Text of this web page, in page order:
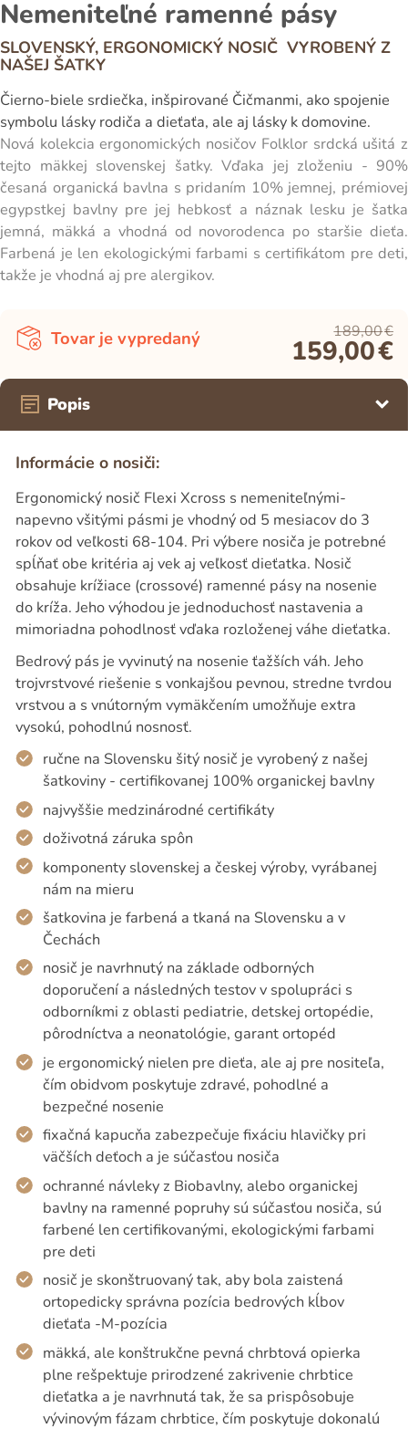
Nemeniteľné ramenné pásy
SLOVENSKÝ, ERGONOMICKÝ NOSIČ VYROBENÝ Z
NAŠEJ ŠATKY
Čierno-biele srdiečka, inšpirované Čičmanmi, ako spojenie
symbolu lásky rodiča a dieťaťa, ale aj lásky k domovine.
Nová kolekcia ergonomických nosičov Folklor srdcká ušitá z
tejto mäkkej slovenskej šatky. Vďaka jej zloženiu - 90%
česaná organická bavlna s pridaním 10% jemnej, prémiovej
egypstkej bavlny pre jej hebkosť a náznak lesku je šatka
jemná, mäkká a vhodná od novorodenca po staršie dieťa.
Farbená je len ekologickými farbami s certifikátom pre deti,
takže je vhodná aj pre alergikov.
Tovar je vypredaný 189,00€
159,00€
Popis
Informácie o nosiči:
Ergonomický nosič Flexi Xcross s nemeniteľnými-
napevno všitými pásmi je vhodný od 5 mesiacov do 3
rokov od veľkosti 68-104. Pri výbere nosiča je potrebné
spĺňať obe kritéria aj vek aj veľkosť dieťatka. Nosič
obsahuje krížiace (crossové) ramenné pásy na nosenie
do kríža. Jeho výhodou je jednoduchosť nastavenia a
mimoriadna pohodlnosť vďaka rozloženej váhe dieťatka.
Bedrový pás je vyvinutý na nosenie ťažších váh. Jeho
trojvrstvové riešenie s vonkajšou pevnou, stredne tvrdou
vrstvou a s vnútorným vymäkčením umožňuje extra
vysokú, pohodlnú nosnosť.
ručne na Slovensku šitý nosič je vyrobený z našej
šatkoviny - certifikovanej 100% organickej bavlny
najvyššie medzinárodné certifikáty
doživotná záruka spôn
komponenty slovenskej a českej výroby, vyrábanej
nám na mieru
šatkovina je farbená a tkaná na Slovensku a v
Čechách
nosič je navrhnutý na základe odborných
doporučení a následných testov v spolupráci s
odborníkmi z oblasti pediatrie, detskej ortopédie,
pôrodníctva a neonatológie, garant ortopéd
je ergonomický nielen pre dieťa, ale aj pre nositeľa,
čím obidvom poskytuje zdravé, pohodlné a
bezpečné nosenie
fixačná kapucňa zabezpečuje fixáciu hlavičky pri
väčších deťoch a je súčasťou nosiča
ochranné návleky z Biobavlny, alebo organickej
bavlny na ramenné popruhy sú súčasťou nosiča, sú
farbené len certifikovanými, ekologickými farbami
pre deti
nosič je skonštruovaný tak, aby bola zaistená
ortopedicky správna pozícia bedrových kĺbov
dieťaťa -M-pozícia
mäkká, ale konštrukčne pevná chrbtová opierka
plne rešpektuje prirodzené zakrivenie chrbtice
dieťatka a je navrhnutá tak, že sa prispôsobuje
vývinovým fázam chrbtice, čím poskytuje dokonalú